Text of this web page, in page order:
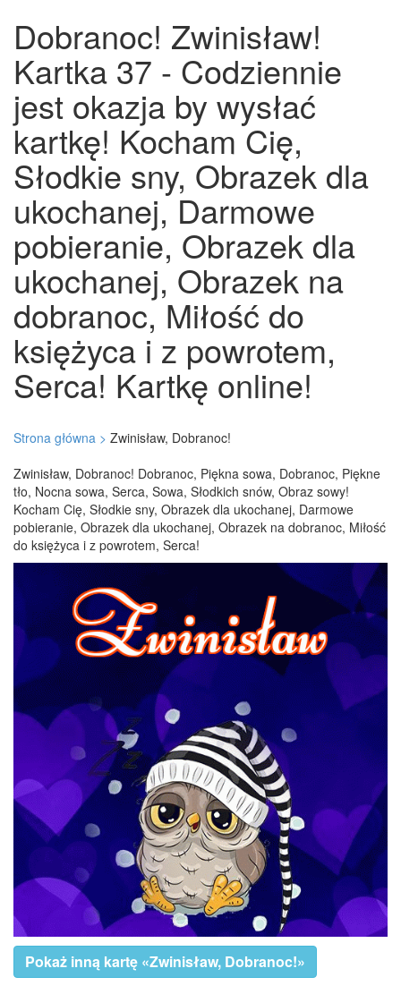
Dobranoc! Zwinisław!
Kartka 37 - Codziennie
jest okazja by wysłać
kartkę! Kocham Cię,
Słodkie sny, Obrazek dla
ukochanej, Darmowe
pobieranie, Obrazek dla
ukochanej, Obrazek na
dobranoc, Miłość do
księżyca i z powrotem,
Serca! Kartkę online!
Strona główna > Zwinisław, Dobranoc!
Zwinisław, Dobranoc! Dobranoc, Piękna sowa, Dobranoc, Piękne
tło, Nocna sowa, Serca, Sowa, Słodkich snów, Obraz sowy!
Kocham Cię, Słodkie sny, Obrazek dla ukochanej, Darmowe
pobieranie, Obrazek dla ukochanej, Obrazek na dobranoc, Miłość
do księżyca i z powrotem, Serca!
Pokaż inną kartę «Zwinisław, Dobranoc!»